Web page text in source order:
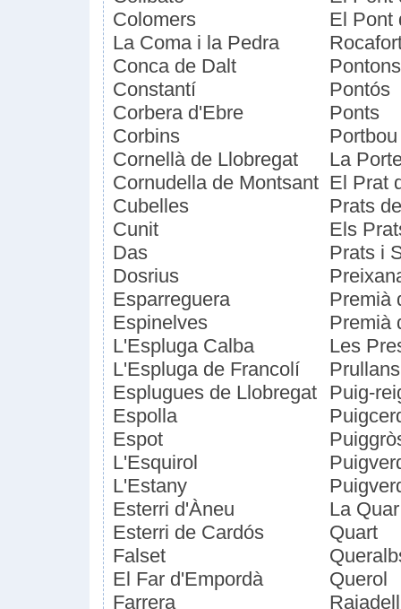
Colomers
La Coma i la Pedra
Conca de Dalt
Constantí
Corbera d'Ebre
Corbins
Cornellà de Llobregat
Cornudella de Montsant
Cubelles
Cunit
Das
Dosrius
Esparreguera
Espinelves
L'Espluga Calba
L'Espluga de Francolí
Esplugues de Llobregat
Espolla
Espot
L'Esquirol
L'Estany
Esterri d'Àneu
Esterri de Cardós
Falset
El Far d'Empordà
Farrera
El Pont
Pontons
Pontós
Ponts
Portbou
La
El Prat
Prats
Els
Prats i
Premià
Premià
Les
Prullans
Puig-
La Quar
Quart
Querol
Rajadell